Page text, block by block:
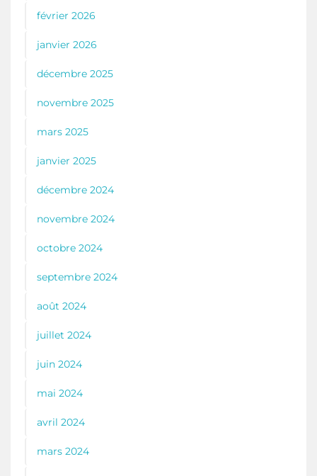
février 2026
janvier 2026
décembre 2025
novembre 2025
mars 2025
janvier 2025
décembre 2024
novembre 2024
octobre 2024
septembre 2024
août 2024
juillet 2024
juin 2024
mai 2024
avril 2024
mars 2024